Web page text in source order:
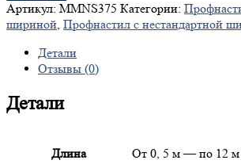
Артикул: MMNS375 Категории:
шириной, Профнастил с нестандартной
Детали
Отзывы (0)
Детали
Длина От 0, 5 м — по 12 м